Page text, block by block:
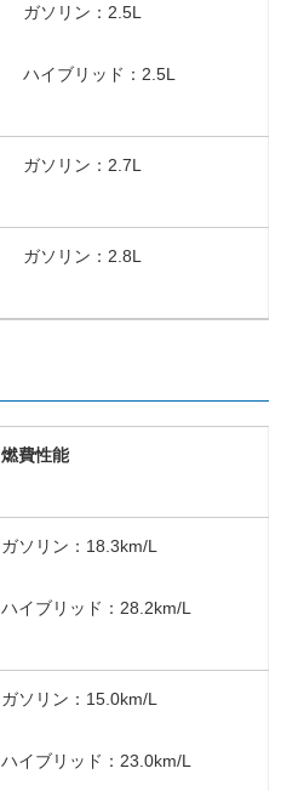
ガソリン：2.5L
ハイブリッド：2.5L
ガソリン：2.7L
ガソリン：2.8L
燃費性能
ガソリン：18.3km/L
ハイブリッド：28.2km/L
ガソリン：15.0km/L
ハイブリッド：23.0km/L